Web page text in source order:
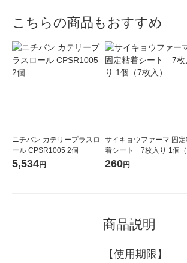
こちらの商品もおすすめ
ニチバン カテリープラスロ
ール CPSR1005 2個
5,534円
サイキョウファーマ 固
着シート 7枚入り 1個（7
枚入）
260円
商品説明
【使用期限】